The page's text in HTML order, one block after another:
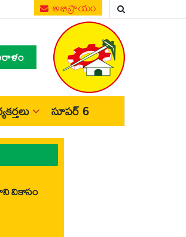
అభిప్రాయం
సూపర్ 6
వికాసం